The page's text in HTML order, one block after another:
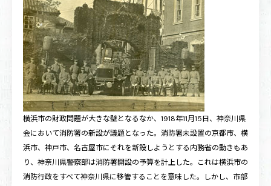
横浜市の財政問題が大きな壁となるなか、1918年11月15日、神奈川県
会において消防署の新設が議題となった。消防署未設置の京都市、横
浜市、神戸市、名古屋市にそれを新設しようとする内務省の動きもあ
り、神奈川県警察部は消防署開設の予算を計上した。これは横浜市の
消防行政をすべて神奈川県に移管することを意味した。しかし、市部